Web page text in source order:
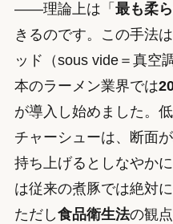
——理論上は「 最も柔
きるのです。この手法は
ッド（sous vide＝真空
本のラーメン業界では
が導入し始めました。
チャーシューは、断面
持ち上げるとしなやか
は従来の煮豚では絶対
ただし食品衛生法の観